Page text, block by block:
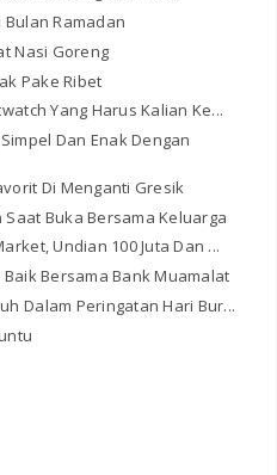
Ramadan
Nasi Goreng
Pake Ribet
Yang Harus Kalian Ke...
Dan Enak Dengan
Di Menganti Gresik
Saat Buka Bersama Keluarga
Undian 100 Juta Dan ...
Bersama Bank Muamalat
Dalam Peringatan Hari Bur...